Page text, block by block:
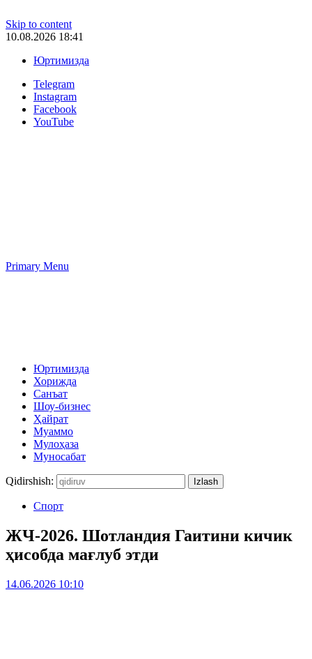
Skip to content
10.08.2026 18:41
Юртимизда
Telegram
Instagram
Facebook
YouTube
Primary Menu
Юртимизда
Хорижда
Санъат
Шоу-бизнес
Ҳайрат
Муаммо
Мулоҳаза
Муносабат
Qidirshish:
Спорт
ЖЧ-2026. Шотландия Гаитини кичик
ҳисобда мағлуб этди
14.06.2026 10:10